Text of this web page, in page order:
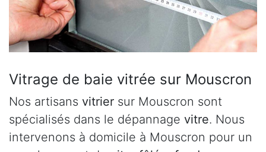
Vitrage de baie vitrée sur Mouscron
Nos artisans vitrier sur Mouscron sont
spécialisés dans le dépannage vitre. Nous
intervenons à domicile à Mouscron pour un